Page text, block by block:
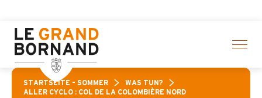
contenu
principal
STARTSEITE – SOMMER
WAS TUN?
ALLER CYCLO : COL DE LA COLOMBIÈRE NORD